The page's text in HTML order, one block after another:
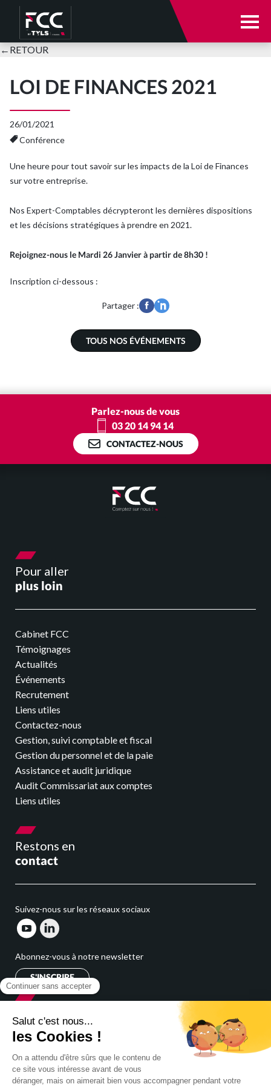
Nous rejoindre
Se connecter
← RETOUR
Qui sommes-nous ?
Nos expertises
Commissariat aux Comptes
Expertise juridique
Nos Solutions Paye et RH
Votre secteur d’activité
Je suis entrepreneur
J’ai une association/CSE
Nos outils connectés
Actualités
Nos actus
Nous rejoindre
LOI DE FINANCES 2021
26/01/2021
Conférence
Une heure pour tout savoir sur les impacts de la Loi de Finances
sur votre entreprise.
Nos Expert-Comptables décrypteront les dernières dispositions
et les décisions stratégiques à prendre en 2021.
Rejoignez-nous le Mardi 26 Janvier à partir de 8h30 !
Inscription ci-dessous :
Partager :
TOUS NOS ÉVÉNEMENTS
Parlez-nous de vous
03 20 14 94 14
CONTACTEZ-NOUS
Pour aller
plus loin
Cabinet FCC
Témoignages
Actualités
Événements
Recrutement
Liens utiles
Contactez-nous
Gestion, suivi comptable et fiscal
Gestion du personnel et de la paie
Assistance et audit juridique
Audit Commissariat aux comptes
Liens utiles
Restons en
contact
Suivez-nous sur les réseaux sociaux
Abonnez-vous à notre newsletter
S'INSCRIRE
expert comptable
Cabinet comptable Nord Pas de Calais